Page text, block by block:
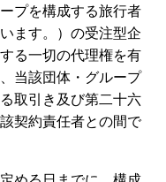
プを構成する旅行者
ます。）の受注型企
る一切の代理権を有
当該団体・グループ
取引き及び第二十六
契約責任者との間で